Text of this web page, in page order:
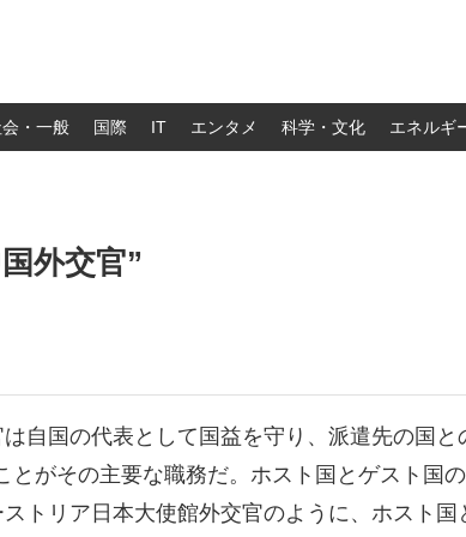
・一般 国際 IT エンタメ 科学・文化 エネルギ
外交官”
自国の代表として国益を守り、派遣先の国と
とがその主要な職務だ。ホスト国とゲスト国
トリア日本大使館外交官のように、ホスト国